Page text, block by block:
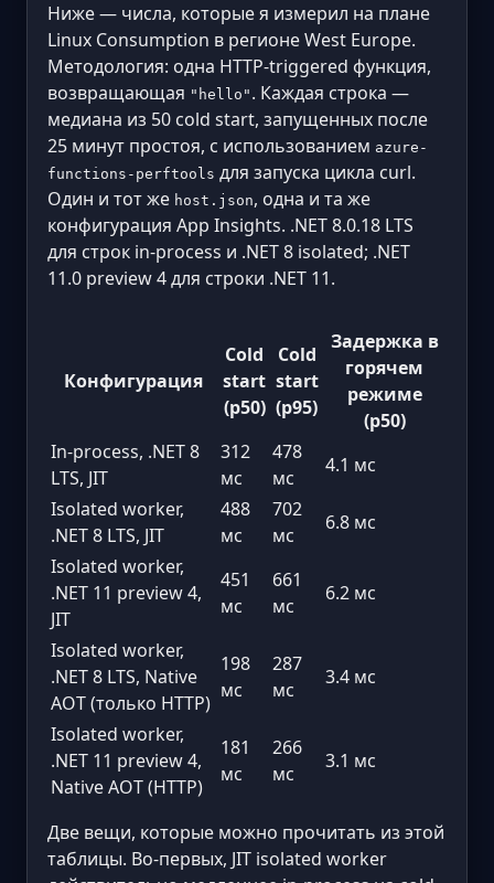
Ниже — числа, которые я измерил на плане
Linux Consumption в регионе West Europe.
Методология: одна HTTP-triggered функция,
возвращающая "hello" . Каждая строка —
медиана из 50 cold start, запущенных после
25 минут простоя, с использованием azure-
functions-perftools для запуска цикла curl.
Один и тот же host.json, одна и та же
конфигурация App Insights. .NET 8.0.18 LTS
для строк in-process и .NET 8 isolated; .NET
11.0 preview 4 для строки .NET 11.
Конфигурация
Cold
start
(p50)
Cold
start
(p95)
Задержка в
горячем
режиме
(p50)
In-process, .NET 8
LTS, JIT
312
мс
478
мс
4.1 мс
Isolated worker,
.NET 8 LTS, JIT
488
мс
702
мс
6.8 мс
Isolated worker,
.NET 11 preview 4,
JIT
451
мс
661
мс
6.2 мс
Isolated worker,
.NET 8 LTS, Native
AOT (только HTTP)
198
мс
287
мс
3.4 мс
Isolated worker,
.NET 11 preview 4,
Native AOT (HTTP)
181
мс
266
мс
3.1 мс
Две вещи, которые можно прочитать из этой
таблицы. Во-первых, JIT isolated worker